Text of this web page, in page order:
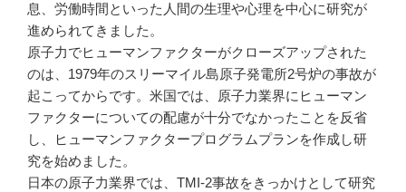
息、労働時間といった人間の生理や心理を中心に研究が
進められてきました。
原子力でヒューマンファクターがクローズアップされた
のは、1979年のスリーマイル島原子発電所2号炉の事故が
起こってからです。米国では、原子力業界にヒューマン
ファクターについての配慮が十分でなかったことを反省
し、ヒューマンファクタープログラムプランを作成し研
究を始めました。
日本の原子力業界では、TMI-2事故をきっかけとして研究